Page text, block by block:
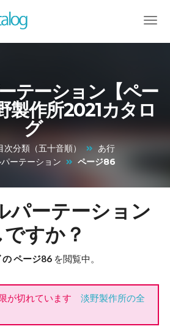
テーション【ペー
製作所2021カタロ
グ
次分類（五十音順）
あ行
ーテーション
ページ86
パーテーション
すか？
ページ86 を閲覧中。
が切れています 淡野製作所の全